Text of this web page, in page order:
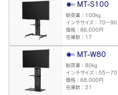
MT-S100
耐荷重：100kg
インチサイズ：70～90
価格：86,000円
在庫数：17
MT-W80
耐荷重：80kg
インチサイズ：55～70
価格：68,000円
在庫数：21